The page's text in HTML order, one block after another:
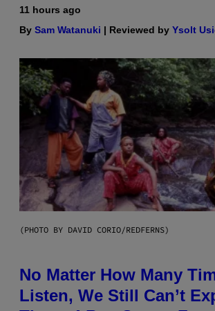
11 hours ago
By Sam Watanuki | Reviewed by Ysolt
(PHOTO BY DAVID CORIO/REDFERNS)
No Matter How Many
Listen, We Still Can’t